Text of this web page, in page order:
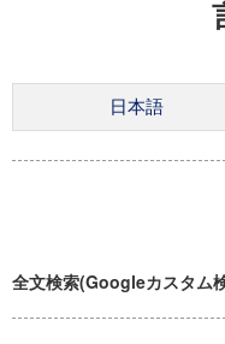
全文検索(Googleカスタム